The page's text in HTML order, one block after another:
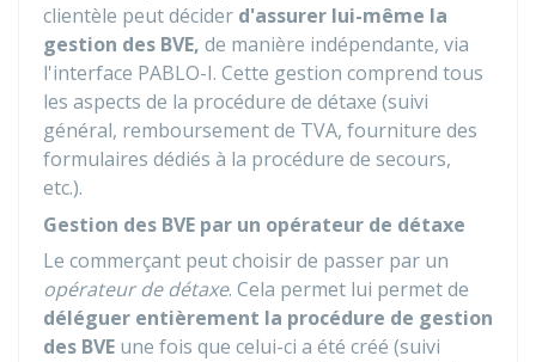
clientèle peut décider d'assurer lui-même la
gestion des BVE, de manière indépendante, via
l'interface PABLO-I. Cette gestion comprend tous
les aspects de la procédure de détaxe (suivi
général, remboursement de TVA, fourniture des
formulaires dédiés à la procédure de secours,
etc.).
Gestion des BVE par un opérateur de détaxe
Le commerçant peut choisir de passer par un
opérateur de détaxe. Cela permet lui permet de
déléguer entièrement la procédure de gestion
des BVE une fois que celui-ci a été créé (suivi